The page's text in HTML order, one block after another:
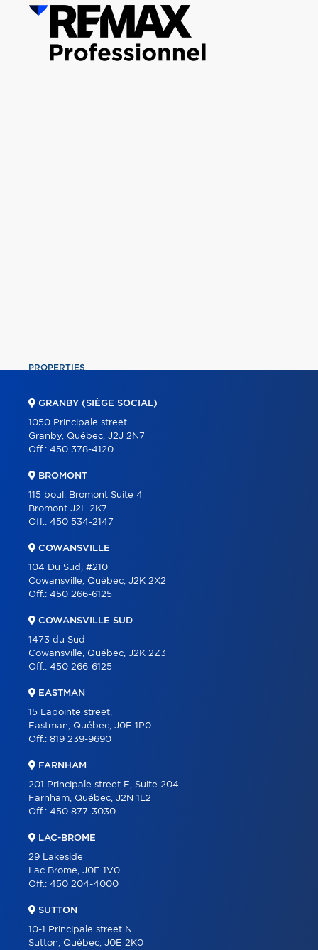
PROPERTIES
ABOUT
PARTNERS
CONTACT
GRANBY (SIÈGE SOCIAL)
1050 Principale street
Granby, Québec, J2J 2N7
Off.: 450 378-4120
BROMONT
115 boul. Bromont Suite 4
Bromont J2L 2K7
Off.: 450 534-2147
COWANSVILLE
104 Du Sud, #210
Cowansville, Québec, J2K 2X2
Off.: 450 266-6125
COWANSVILLE SUD
1473 du Sud
Cowansville, Québec, J2K 2Z3
Off.: 450 266-6125
EASTMAN
15 Lapointe street,
Eastman, Québec, J0E 1P0
Off.: 819 239-9690
FARNHAM
201 Principale street E, Suite 204
Farnham, Québec, J2N 1L2
Off.: 450 877-3030
LAC-BROME
29 Lakeside
Lac Brome, J0E 1V0
Off.: 450 204-4000
SUTTON
10-1 Principale street N
Sutton, Québec, J0E 2K0